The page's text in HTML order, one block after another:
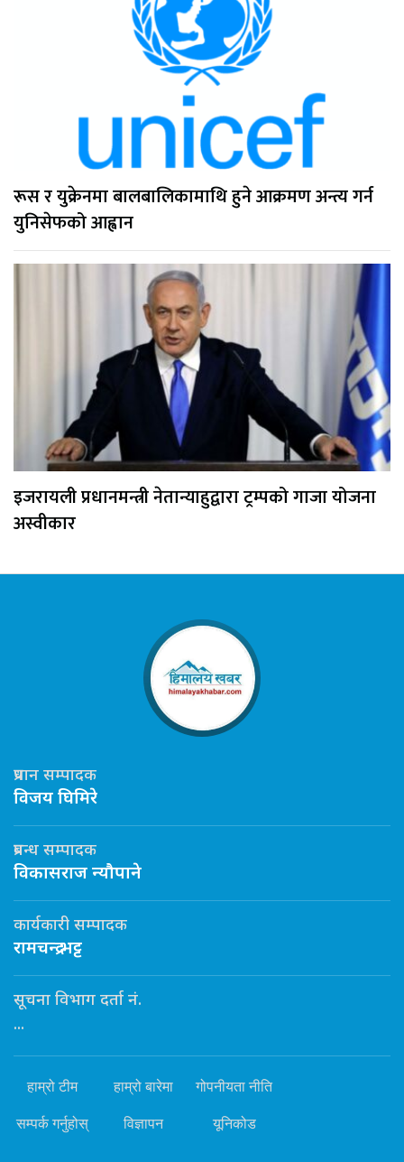
रूस र युक्रेनमा बालबालिकामाथि हुने आक्रमण अन्त्य गर्न
युनिसेफको आह्वान
इजरायली प्रधानमन्त्री नेतान्याहुद्वारा ट्रम्पको गाजा योजना
अस्वीकार
प्रधान सम्पादक
विजय घिमिरे
प्रबन्ध सम्पादक
विकासराज न्यौपाने
कार्यकारी सम्पादक
रामचन्द्र भट्ट
सूचना विभाग दर्ता नं.
...
हाम्रो टीम हाम्रो बारेमा गोपनीयता नीति
सम्पर्क गर्नुहोस् विज्ञापन यूनिकोड